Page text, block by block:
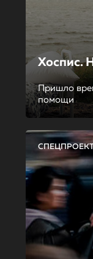
Хоспис.
Пришло
помощи